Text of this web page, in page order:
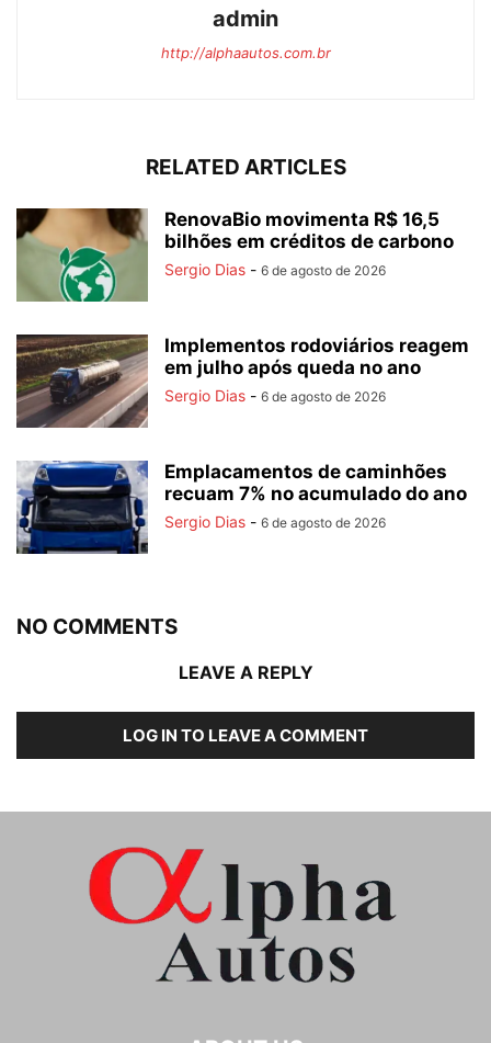
admin
http://alphaautos.com.br
RELATED ARTICLES
RenovaBio movimenta R$ 16,5
bilhões em créditos de carbono
Sergio Dias - 6 de agosto de 2026
Implementos rodoviários reagem
em julho após queda no ano
Sergio Dias - 6 de agosto de 2026
Emplacamentos de caminhões
recuam 7% no acumulado do ano
Sergio Dias - 6 de agosto de 2026
NO COMMENTS
LEAVE A REPLY
LOG IN TO LEAVE A COMMENT